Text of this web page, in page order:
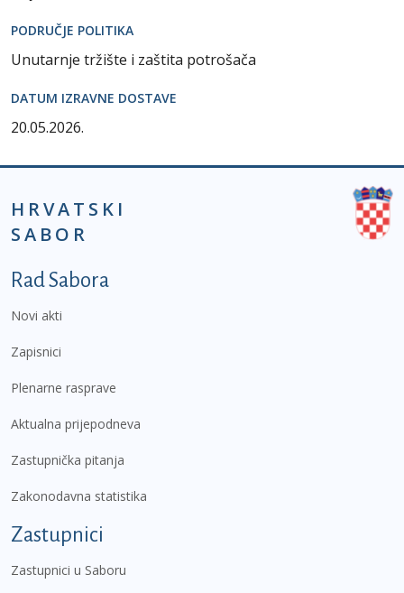
PODRUČJE POLITIKA
Unutarnje tržište i zaštita potrošača
DATUM IZRAVNE DOSTAVE
20.05.2026.
HRVATSKI
SABOR
Podnožje prvi izbornik
Rad Sabora
Novi akti
Zapisnici
Plenarne rasprave
Aktualna prijepodneva
Zastupnička pitanja
Zakonodavna statistika
Zastupnici
Zastupnici u Saboru